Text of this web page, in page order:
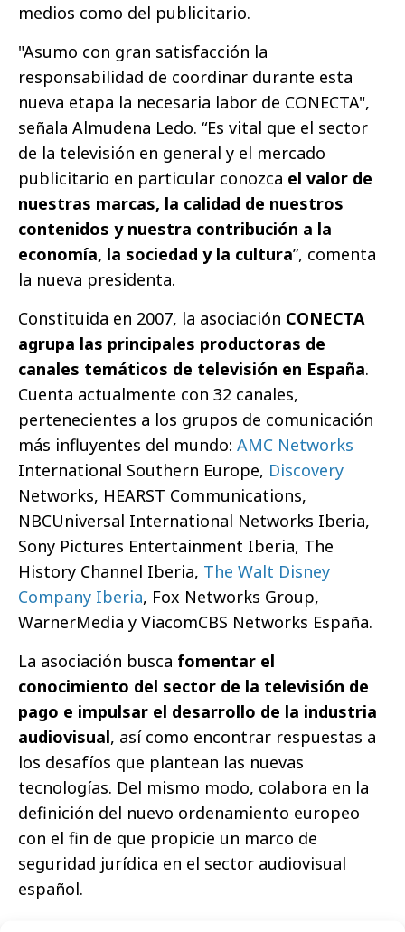
medios como del publicitario.
"Asumo con gran satisfacción la
responsabilidad de coordinar durante esta
nueva etapa la necesaria labor de CONECTA",
señala Almudena Ledo. “Es vital que el sector
de la televisión en general y el mercado
publicitario en particular conozca el valor de
nuestras marcas, la calidad de nuestros
contenidos y nuestra contribución a la
economía, la sociedad y la cultura”, comenta
la nueva presidenta.
Constituida en 2007, la asociación CONECTA
agrupa las principales productoras de
canales temáticos de televisión en España.
Cuenta actualmente con 32 canales,
pertenecientes a los grupos de comunicación
más influyentes del mundo: AMC Networks
International Southern Europe, Discovery
Networks, HEARST Communications,
NBCUniversal International Networks Iberia,
Sony Pictures Entertainment Iberia, The
History Channel Iberia, The Walt Disney
Company Iberia, Fox Networks Group,
WarnerMedia y ViacomCBS Networks España.
La asociación busca fomentar el
conocimiento del sector de la televisión de
pago e impulsar el desarrollo de la industria
audiovisual, así como encontrar respuestas a
los desafíos que plantean las nuevas
tecnologías. Del mismo modo, colabora en la
definición del nuevo ordenamiento europeo
con el fin de que propicie un marco de
seguridad jurídica en el sector audiovisual
español.